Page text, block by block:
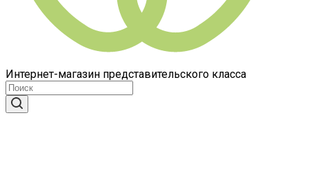
Интернет-магазин представительского класса